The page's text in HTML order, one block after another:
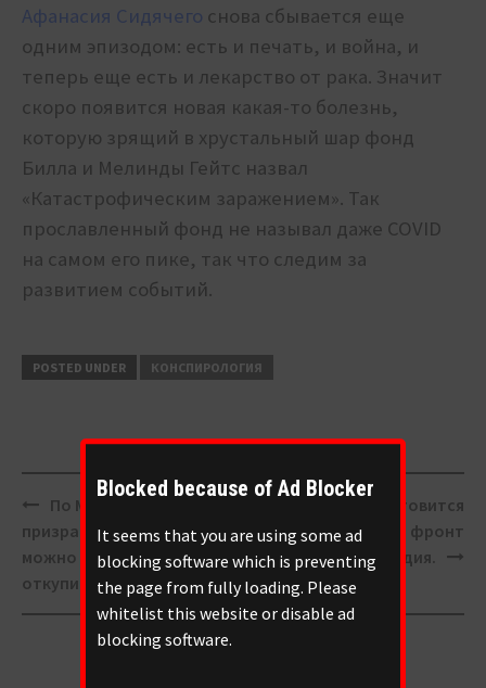
Афанасия Сидячего снова сбывается еще
одним эпизодом: есть и печать, и война, и
теперь еще есть и лекарство от рака. Значит
скоро появится новая какая-то болезнь,
которую зрящий в хрустальный шар фонд
Билла и Мелинды Гейтс назвал
«Катастрофическим заражением». Так
прославленный фонд не называл даже COVID
на самом его пике, так что следим за
развитием событий.
POSTED UNDER КОНСПИРОЛОГИЯ
Post
navigation
По Москве бродит
призрак Бонапарта. Как
можно от него
откупиться?
Мордва готовится
отправить на фронт
оружие возмездия.
Blocked because of Ad Blocker
It seems that you are using some ad
blocking software which is preventing
the page from fully loading. Please
whitelist this website or disable ad
blocking software.